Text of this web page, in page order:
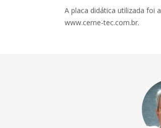
A placa didática utilizada foi
www.cerne-tec.com.br.